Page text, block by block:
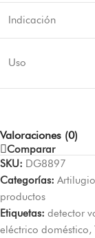
Indicación
Uso
Valoraciones (0)
Comparar
SKU: DG8897
Categorías:
productos
Etiquetas: detector
eléctrico doméstico,